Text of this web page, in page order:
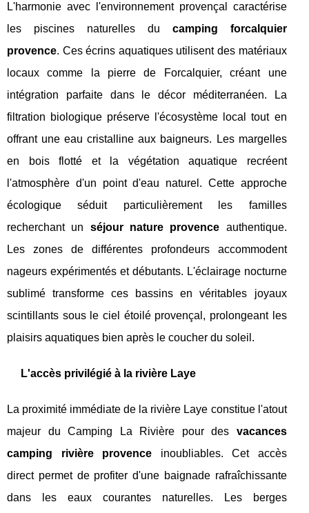
L'harmonie avec l'environnement provençal caractérise
les piscines naturelles du camping forcalquier
provence. Ces écrins aquatiques utilisent des matériaux
locaux comme la pierre de Forcalquier, créant une
intégration parfaite dans le décor méditerranéen. La
filtration biologique préserve l'écosystème local tout en
offrant une eau cristalline aux baigneurs. Les margelles
en bois flotté et la végétation aquatique recréent
l'atmosphère d'un point d'eau naturel. Cette approche
écologique séduit particulièrement les familles
recherchant un séjour nature provence authentique.
Les zones de différentes profondeurs accommodent
nageurs expérimentés et débutants. L'éclairage nocturne
sublimé transforme ces bassins en véritables joyaux
scintillants sous le ciel étoilé provençal, prolongeant les
plaisirs aquatiques bien après le coucher du soleil.
L'accès privilégié à la rivière Laye
La proximité immédiate de la rivière Laye constitue l'atout
majeur du Camping La Rivière pour des vacances
camping rivière provence inoubliables. Cet accès
direct permet de profiter d'une baignade rafraîchissante
dans les eaux courantes naturelles. Les berges